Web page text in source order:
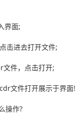
界面;
击进去打开文件;
件，点击打开;
文件打开展示于界面!
操作?